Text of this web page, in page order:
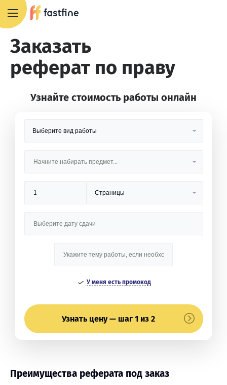
Заказать
реферат по праву
Узнайте стоимость работы онлайн
У меня есть промокод
Узнать цену — шаг 1 из 2
Преимущества реферата под заказ